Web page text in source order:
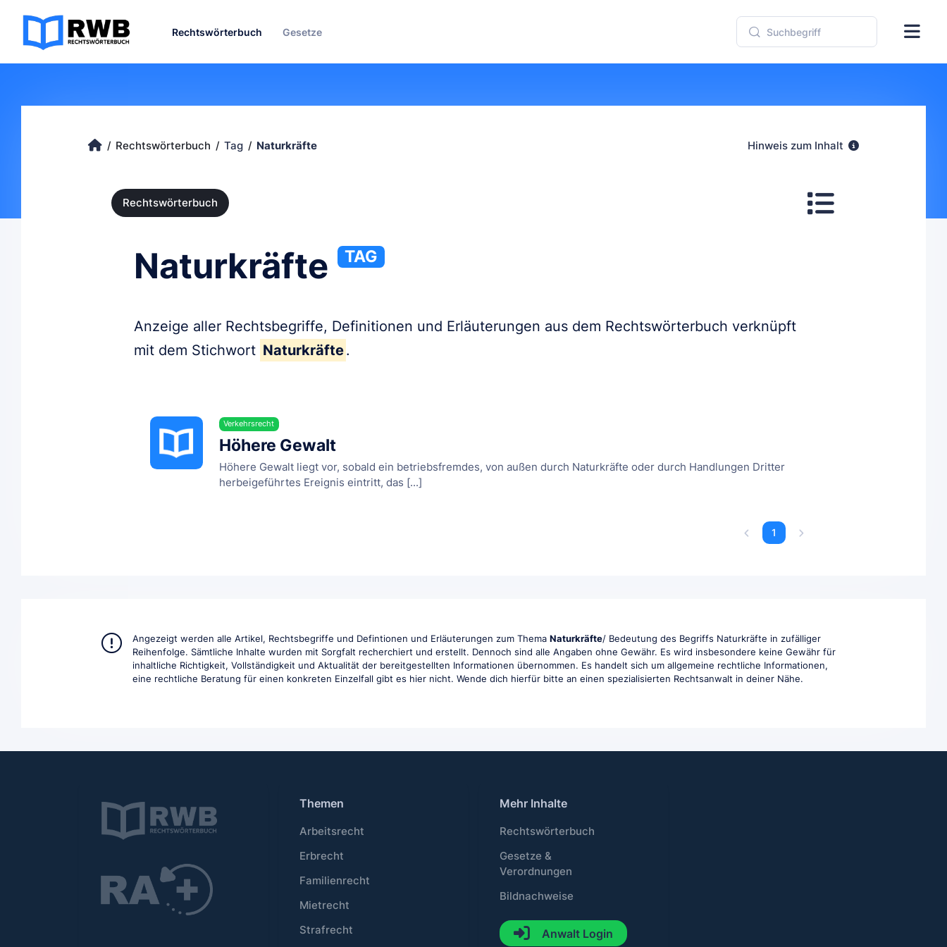
Rechtswörterbuch Gesetze
Rechtswörterbuch Tag Naturkräfte Hinweis zum Inhalt
Rechtswörterbuch
Naturkräfte TAG
Anzeige aller Rechtsbegriffe, Definitionen und Erläuterungen aus dem Rechtswörterbuch verknüpft
mit dem Stichwort Naturkräfte.
Verkehrsrecht
Höhere Gewalt
Höhere Gewalt liegt vor, sobald ein betriebsfremdes, von außen durch Naturkräfte oder durch Handlungen Dritter
herbeigeführtes Ereignis eintritt, das [...]
1
Angezeigt werden alle Artikel, Rechtsbegriffe und Defintionen und Erläuterungen zum ThemaNaturkräfte/ Bedeutung des Begriffs Naturkräfte in zufälliger
Reihenfolge. Sämtliche Inhalte wurden mit Sorgfalt recherchiert und erstellt. Dennoch sind alle Angaben ohne Gewähr. Es wird insbesondere keine Gewähr für
inhaltliche Richtigkeit, Vollständigkeit und Aktualität der bereitgestellten Informationen übernommen. Es handelt sich um allgemeine rechtliche Informationen,
eine rechtliche Beratung für einen konkreten Einzelfall gibt es hier nicht. Wende dich hierfür bitte an einen spezialisierten Rechtsanwalt in deiner Nähe.
Themen
Arbeitsrecht
Erbrecht
Familienrecht
Mietrecht
Strafrecht
Mehr Inhalte
Rechtswörterbuch
Gesetze &
Verordnungen
Bildnachweise
Anwalt Login